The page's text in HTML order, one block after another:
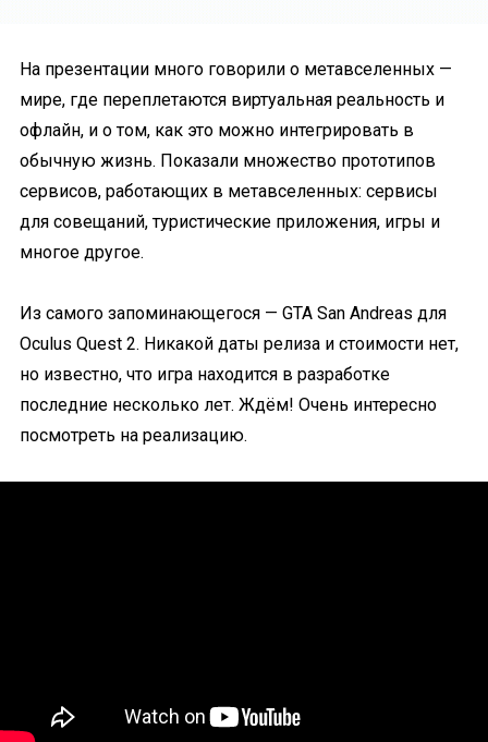
На презентации много говорили о метавселенных —
мире, где переплетаются виртуальная реальность и
офлайн, и о том, как это можно интегрировать в
обычную жизнь. Показали множество прототипов
сервисов, работающих в метавселенных: сервисы
для совещаний, туристические приложения, игры и
многое другое.
Из самого запоминающегося — GTA San Andreas для
Oculus Quest 2. Никакой даты релиза и стоимости нет,
но известно, что игра находится в разработке
последние несколько лет. Ждём! Очень интересно
посмотреть на реализацию.